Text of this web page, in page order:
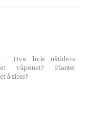
… Hva hvis nåtidens
våpenet? Plantet
å sloss?